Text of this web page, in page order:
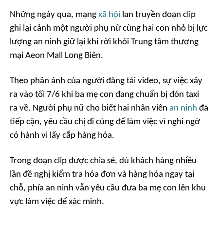
Những ngày qua, mạng xã hội lan truyền đoạn clip
ghi lại cảnh một người phụ nữ cùng hai con nhỏ bị lực
lượng an ninh giữ lại khi rời khỏi Trung tâm thương
mại Aeon Mall Long Biên.
Theo phản ánh của người đăng tải video, sự việc xảy
ra vào tối 7/6 khi ba mẹ con đang chuẩn bị đón taxi
ra về. Người phụ nữ cho biết hai nhân viên an ninh đã
tiếp cận, yêu cầu chị đi cùng để làm việc vì nghi ngờ
có hành vi lấy cắp hàng hóa.
Trong đoạn clip được chia sẻ, dù khách hàng nhiều
lần đề nghị kiểm tra hóa đơn và hàng hóa ngay tại
chỗ, phía an ninh vẫn yêu cầu đưa ba mẹ con lên khu
vực làm việc để xác minh.